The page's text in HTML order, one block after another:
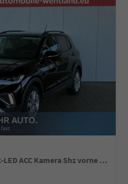
Life 1.0 TSI DSG / Matrix-LED ACC Kamera Shz vorne Apple Carplay Alu 17'' Winterreifen